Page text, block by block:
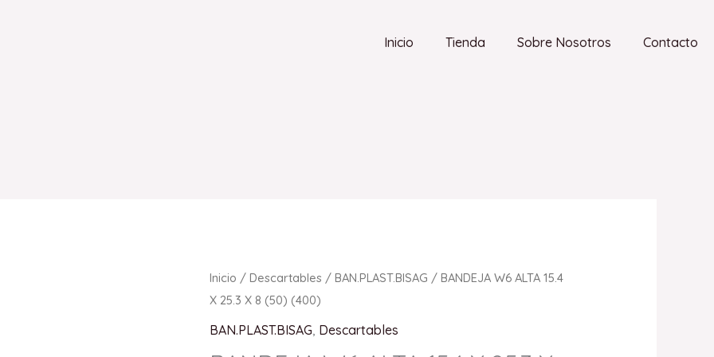
Inicio Tienda Sobre Nosotros Contacto
Inicio /Descartables /BAN.PLAST.BISAG / BANDEJA W6 ALTA 15.4
X 25.3 X 8 (50) (400)
BAN.PLAST.BISAG, Descartables